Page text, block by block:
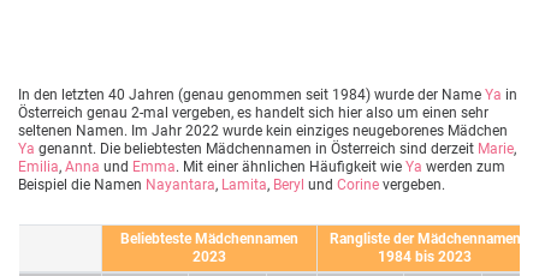
In den letzten 40 Jahren (genau genommen seit 1984) wurde der Name Ya in
Österreich genau 2-mal vergeben, es handelt sich hier also um einen sehr
seltenen Namen. Im Jahr 2022 wurde kein einziges neugeborenes Mädchen
Ya genannt. Die beliebtesten Mädchennamen in Österreich sind derzeit Marie,
Emilia, Anna und Emma. Mit einer ähnlichen Häufigkeit wie Ya werden zum
Beispiel die Namen Nayantara, Lamita, Beryl und Corine vergeben.
Beliebteste Mädchennamen
2023
Rangliste der Mädchennamen
1984 bis 2023